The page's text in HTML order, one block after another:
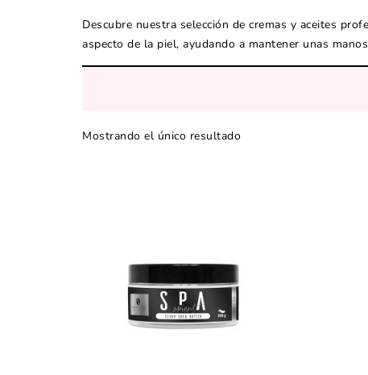
Descubre nuestra selección de cremas y aceites
aspecto de la piel, ayudando a mantener unas
Mostrando el único resultado